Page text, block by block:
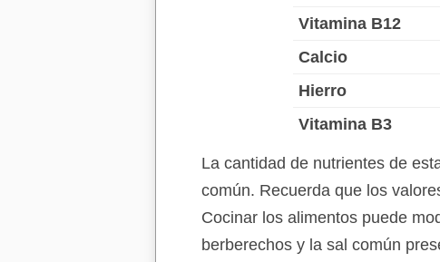
Vitamina B12
Calcio
Hierro
Vitamina B3
La cantidad de nutrientes de
común. Recuerda que los
Cocinar los alimentos puede
berberechos y la sal común